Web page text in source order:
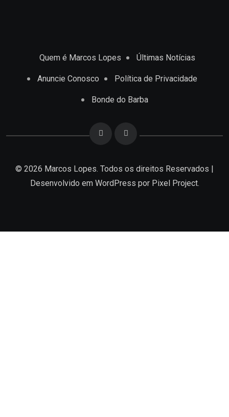
Quem é Marcos Lopes Últimas Notícias
Anuncie Conosco Política de Privacidade
Bonde do Barba
© 2026 Marcos Lopes. Todos os direitos Reservados |
Desenvolvido em WordPress por Pixel Project.